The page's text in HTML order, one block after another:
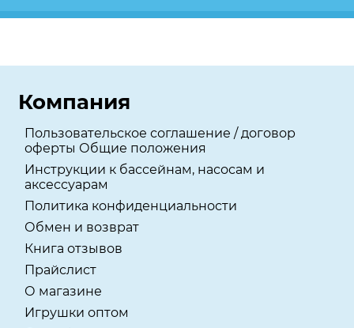
Компания
Пользовательское соглашение / договор
оферты Общие положения
Инструкции к бассейнам, насосам и
аксессуарам
Политика конфиденциальности
Обмен и возврат
Книга отзывов
Прайслист
О магазине
Игрушки оптом